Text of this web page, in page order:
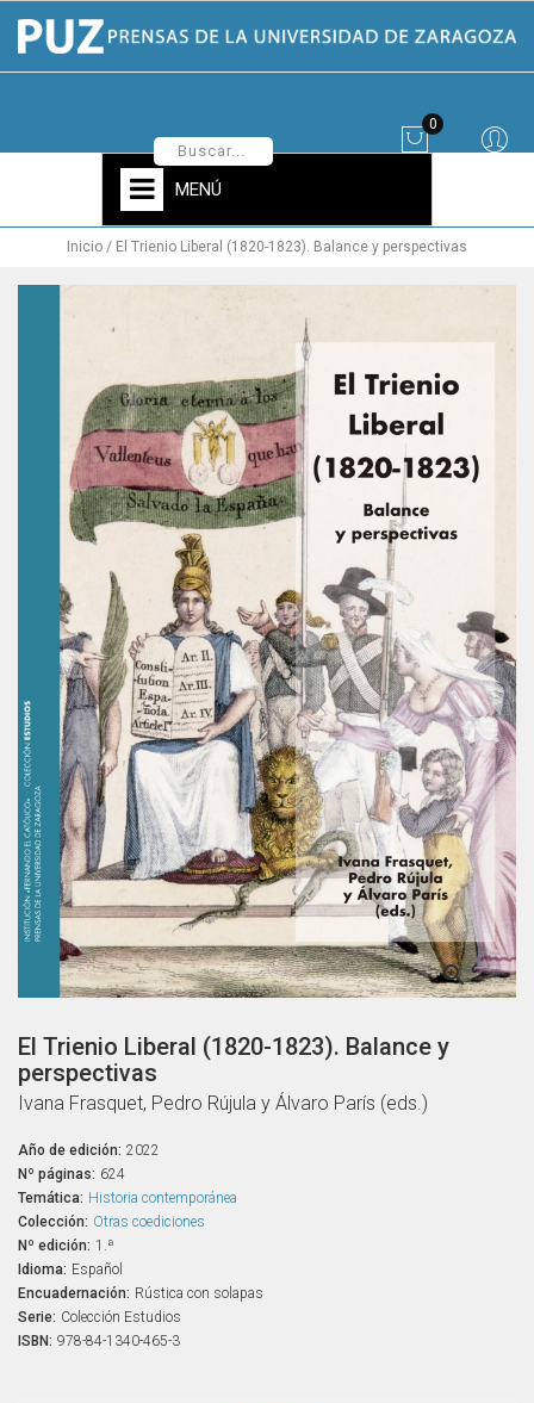
0
MENÚ
Inicio El Trienio Liberal (1820-1823). Balance y perspectivas

El Trienio Liberal (1820-1823). Balance y
perspectivas
Ivana Frasquet, Pedro Rújula y Álvaro París (eds.)
Año de edición: 2022
Nº páginas: 624
Temática: Historia contemporánea
Colección: Otras coediciones
Nº edición: 1.ª
Idioma: Español
Encuadernación: Rústica con solapas
Serie: Colección Estudios
ISBN: 978-84-1340-465-3